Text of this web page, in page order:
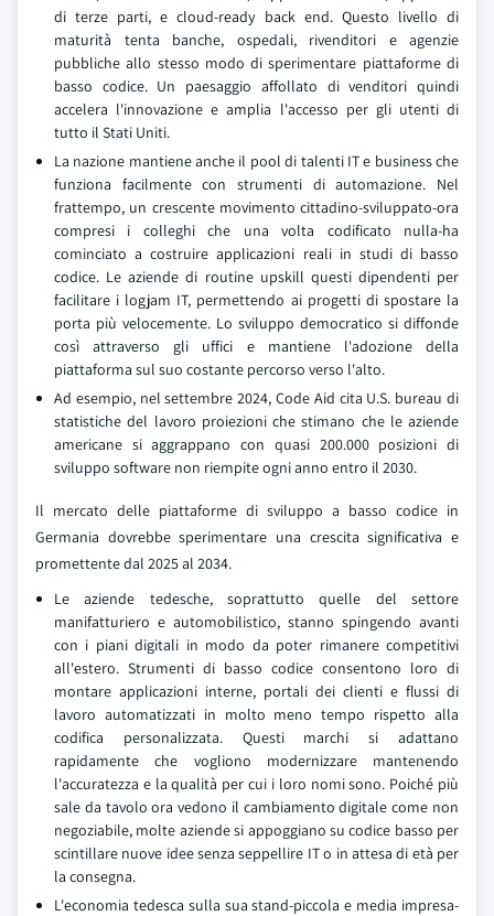
di terze parti, e cloud-ready back end. Questo livello di
maturità tenta banche, ospedali, rivenditori e agenzie
pubbliche allo stesso modo di sperimentare piattaforme di
basso codice. Un paesaggio affollato di venditori quindi
accelera l'innovazione e amplia l'accesso per gli utenti di
tutto il Stati Uniti.
La nazione mantiene anche il pool di talenti IT e business che
funziona facilmente con strumenti di automazione. Nel
frattempo, un crescente movimento cittadino-sviluppato-ora
compresi i colleghi che una volta codificato nulla-ha
cominciato a costruire applicazioni reali in studi di basso
codice. Le aziende di routine upskill questi dipendenti per
facilitare i logjam IT, permettendo ai progetti di spostare la
porta più velocemente. Lo sviluppo democratico si diffonde
così attraverso gli uffici e mantiene l'adozione della
piattaforma sul suo costante percorso verso l'alto.
Ad esempio, nel settembre 2024, Code Aid cita U.S. bureau di
statistiche del lavoro proiezioni che stimano che le aziende
americane si aggrappano con quasi 200.000 posizioni di
sviluppo software non riempite ogni anno entro il 2030.
Il mercato delle piattaforme di sviluppo a basso codice in
Germania dovrebbe sperimentare una crescita significativa e
promettente dal 2025 al 2034.
Le aziende tedesche, soprattutto quelle del settore
manifatturiero e automobilistico, stanno spingendo avanti
con i piani digitali in modo da poter rimanere competitivi
all'estero. Strumenti di basso codice consentono loro di
montare applicazioni interne, portali dei clienti e flussi di
lavoro automatizzati in molto meno tempo rispetto alla
codifica personalizzata. Questi marchi si adattano
rapidamente che vogliono modernizzare mantenendo
l'accuratezza e la qualità per cui i loro nomi sono. Poiché più
sale da tavolo ora vedono il cambiamento digitale come non
negoziabile, molte aziende si appoggiano su codice basso per
scintillare nuove idee senza seppellire IT o in attesa di età per
la consegna.
L'economia tedesca sulla sua stand-piccola e media impresa-